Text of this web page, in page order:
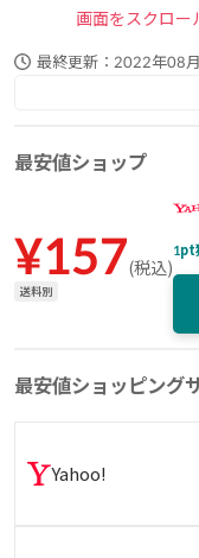
画面をスクロー
最終更新： 2022年08
最安値ショップ
¥157(税込)
送料別
1pt
最安値ショッピング
Yahoo!